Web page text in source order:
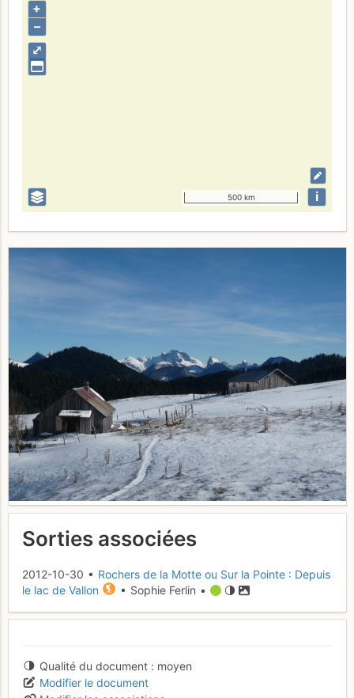
⤢
+
–
500 km i
Sorties associées
2012-10-30 • Rochers de la Motte ou Sur la Pointe : Depuis
le lac de Vallon
• Sophie Ferlin •
Qualité du document
moyen
Modifier le document